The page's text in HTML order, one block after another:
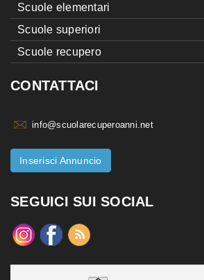
Scuole elementari
Scuole superiori
Scuole recupero
CONTATTACI
info@scuolarecuperoanni.net
Inserisci Annuncio
SEGUICI SUI SOCIAL